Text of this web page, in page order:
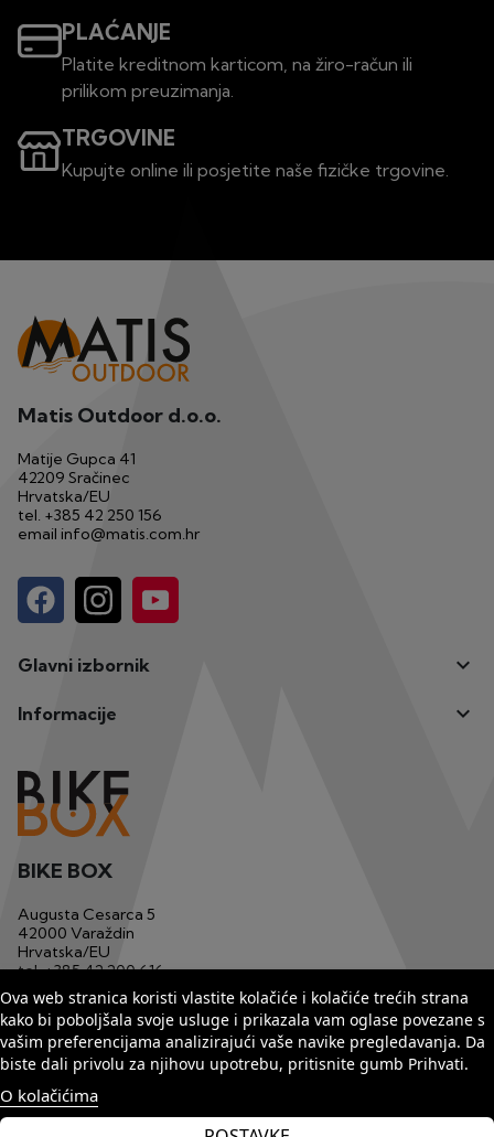
PLAĆANJE
Platite kreditnom karticom, na žiro-račun ili
prilikom preuzimanja.
TRGOVINE
Kupujte online ili posjetite naše fizičke trgovine.
Matis Outdoor d.o.o.
Matije Gupca 41
42209 Sračinec
Hrvatska/EU
tel. +385 42 250 156
email info@matis.com.hr
Glavni izbornik 
Informacije 
Ova web stranica koristi vlastite kolačiće i kolačiće trećih strana
kako bi poboljšala svoje usluge i prikazala vam oglase povezane s
vašim preferencijama analizirajući vaše navike pregledavanja. Da
biste dali privolu za njihovu upotrebu, pritisnite gumb Prihvati.
O kolačićima
BIKE BOX
Augusta Cesarca 5
42000 Varaždin
Hrvatska/EU
tel.+385 42 200 616
mob. +385 91 1233 629
emailbikebox1@matis.com.hr